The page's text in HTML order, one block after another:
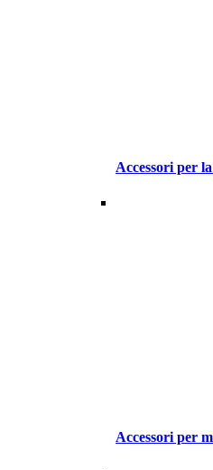
Accessori per
Accessori per